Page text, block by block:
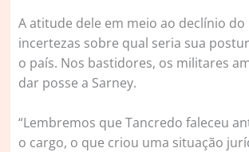
A atitude dele em meio ao declínio
incertezas sobre qual seria sua
o país. Nos bastidores, os militares
dar posse a Sarney.
“Lembremos que Tancredo faleceu
o cargo, o que criou uma situação